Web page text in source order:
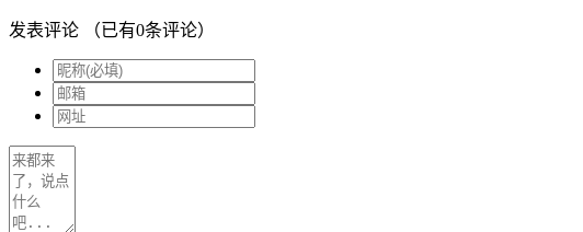
发表评论 （已有0条评论）